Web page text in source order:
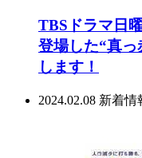
TBSドラマ日
登場した“真
します！
2024.02.08 新着情